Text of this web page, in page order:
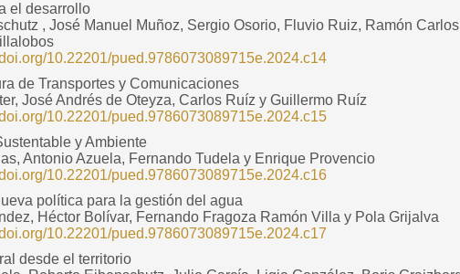
el desarrollo
, José Manuel Muñoz, Sergio Osorio, Fluvio Ruiz, Ramón Carlos
10.22201/pued.9786073089715e.2024.c14
de Transportes y Comunicaciones
José Andrés de Oteyza, Carlos Ruíz y Guillermo Ruíz
10.22201/pued.9786073089715e.2024.c15
y Ambiente
Antonio Azuela, Fernando Tudela y Enrique Provencio
10.22201/pued.9786073089715e.2024.c16
política para la gestión del agua
Héctor Bolívar, Fernando Fragoza Ramón Villa y Pola Grijalva
10.22201/pued.9786073089715e.2024.c17
desde el territorio